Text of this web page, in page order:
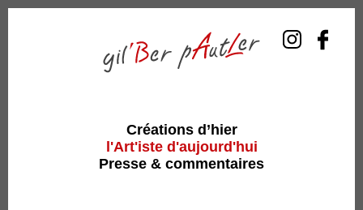
Créations d’hier
l'Art'iste d'aujourd'hui
Presse & commentaires